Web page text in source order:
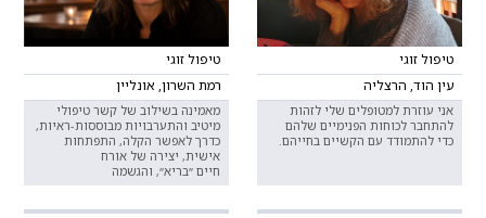
טיפול זוגי
עין הוד, הרצליה
אני עוזרת למטופלים שלי לזהות
להתחבר לכוחות הפנימיים שלהם
כדי להתמודד עם הקשיים בחייהם.
טיפול זוגי
רמת השרון, אונליין
מאמינה בשילוב של קשר טיפולי
מיטיב והתערבויות מבוססות-ראיות,
כדרך לאפשר הקלה, התפתחות
אישית, יצירה של אורח
חיים ״בריא״, והגשמה